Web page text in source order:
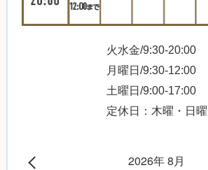
火水金/9:30-20:00
月曜日/9:30-12:00
土曜日/9:00-17:00
定休日：木曜・日曜
2026年 8月